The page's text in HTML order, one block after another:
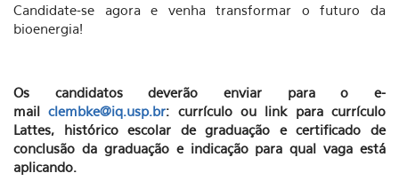
Candidate-se agora e venha transformar o futuro da
bioenergia!
Os candidatos deverão enviar para o e-
mailclembke@iq.usp.br: currículo ou link para currículo
Lattes, histórico escolar de graduação e certificado de
conclusão da graduação e indicação para qual vaga está
aplicando.